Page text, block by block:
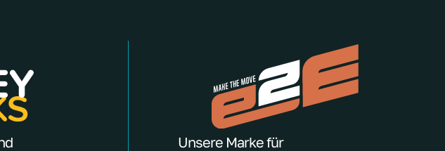
Unsere Marke für